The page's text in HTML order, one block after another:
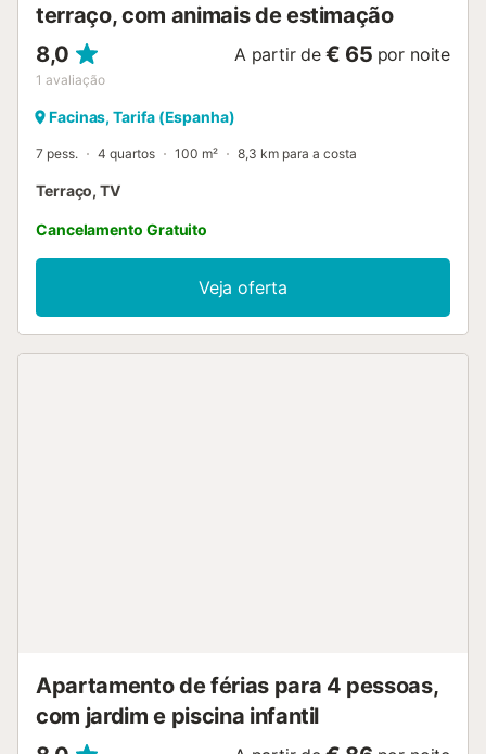
terraço, com animais de estimação
8,0
1 avaliação
A partir de € 65 por noite
Facinas, Tarifa (Espanha)
7 pess. 4 quartos 100 m² 8,3 km para a costa
Terraço, TV
Cancelamento Gratuito
Veja oferta
Apartamento de férias para 4 pessoas,
com jardim e piscina infantil